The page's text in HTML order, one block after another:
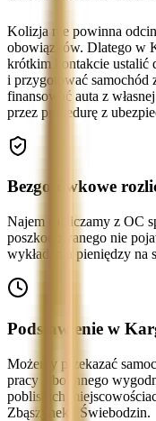
Kolizja nie powinna
obowiązków. Dlatego w
krótkim kontakcie ustalić
i przygotować samochód
finansować auta z
przez procedurę z
Bezgotówkowe
Najem rozliczamy z OC
poszkodowanego nie
wykładania pieniędzy na
Podstawienie w
Możemy przekazać
pracy albo innego
pobliskich
Zbąszynek i Świebodzin.